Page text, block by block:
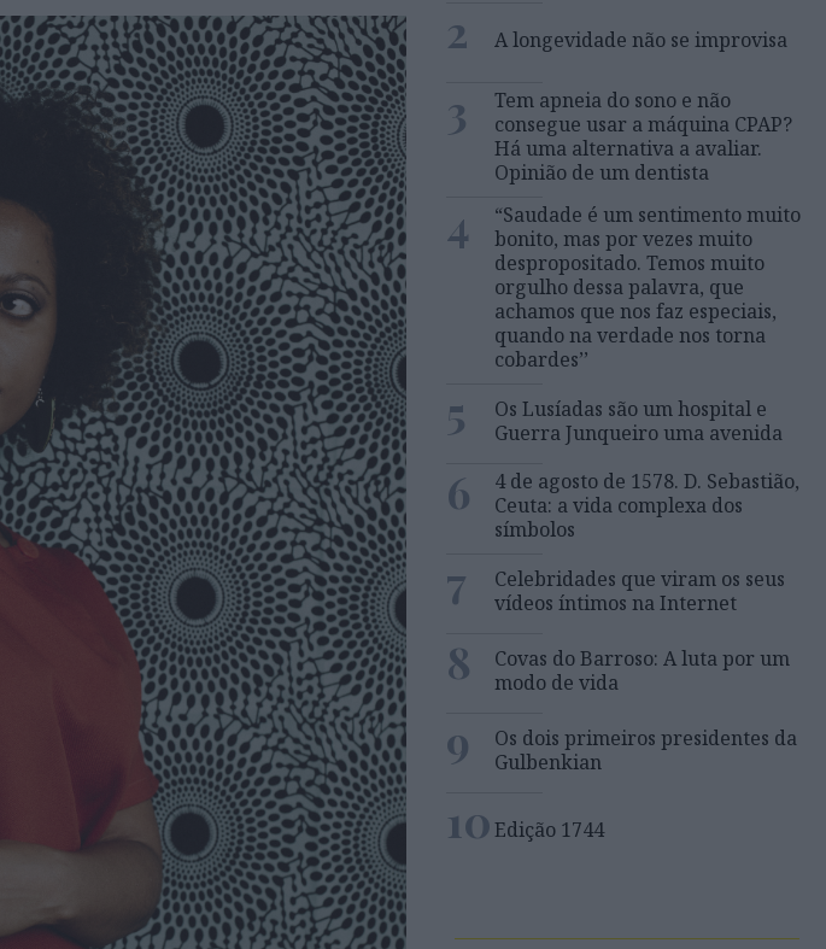
2 A longevidade não se improvisa
3
Tem apneia do sono e não
consegue usar a máquina CPAP?
Há uma alternativa a avaliar.
Opinião de um dentista
4
“Saudade é um sentimento muito
bonito, mas por vezes muito
despropositado. Temos muito
orgulho dessa palavra, que
achamos que nos faz especiais,
quando na verdade nos torna
cobardes’’
5
Os Lusíadas são um hospital e
Guerra Junqueiro uma avenida
6
4 de agosto de 1578. D. Sebastião,
Ceuta: a vida complexa dos
símbolos
7
Celebridades que viram os seus
vídeos íntimos na Internet
8
Covas do Barroso: A luta por um
modo de vida
9
Os dois primeiros presidentes da
Gulbenkian
10Edição 1744